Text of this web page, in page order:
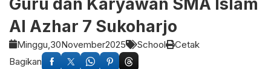
Al Azhar 7 Sukoharjo
Minggu,30November2025 School
Cetak
Bagikan